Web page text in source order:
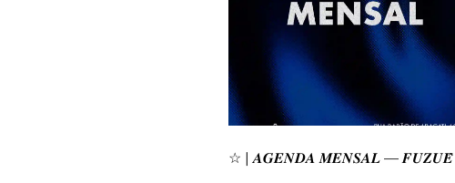
☆ | 𝑨𝑮𝑬𝑵𝑫𝑨 𝑴𝑬𝑵𝑺𝑨𝑳 — 𝑭𝑼𝒁𝑼𝑬̂